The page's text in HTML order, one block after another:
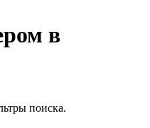
в
поиска.